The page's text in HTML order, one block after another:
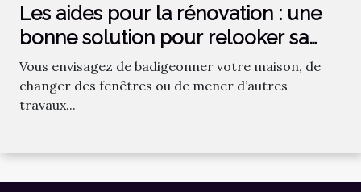
Les aides pour la rénovation : une
bonne solution pour relooker sa
maison !
Vous envisagez de badigeonner votre maison, de
changer des fenêtres ou de mener d’autres
travaux...